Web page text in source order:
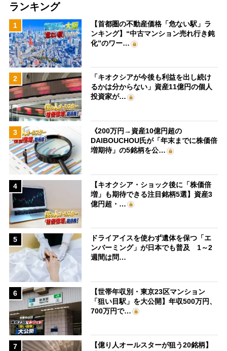
ランキング
1
【首都圏の不動産価格「危ない駅」ラ
ンキング】“中古マンション売れ行き鈍
化”のワー…
2
「キオクシアが今後も利益を出し続け
るかは分からない」資産11億円の個人
投資家が…
3
《200万円→資産10億円超の
DAIBOUCHOU氏が「年末までに株価倍
増期待」の5銘柄を公…
4
【キオクシア・ショック後に「株価倍
増」も期待できる注目銘柄5選】資産3
億円超・…
5
ドライアイスを使わず遺体を保つ「エ
ンバーミング」が日本でも普及 1～2
週間は問…
6
【世帯年収別・東京23区マンション
「狙い目駅」を大公開】年収500万円、
700万円で…
7
【億り人オールスターが狙う20銘柄】